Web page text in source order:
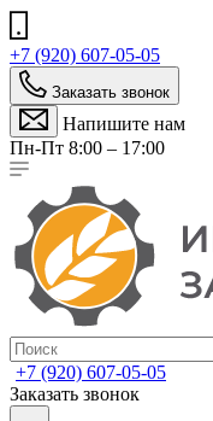
+7 (920) 607-05-05
Заказать звонок
Напишите нам
Пн-Пт 8:00 – 17:00
+7 (920) 607-05-05
Заказать звонок